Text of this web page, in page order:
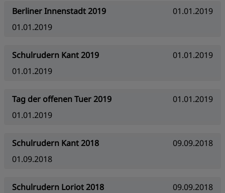
Berliner Innenstadt 2019
01.01.2019
01.01.2019
Schulrudern Kant 2019
01.01.2019
01.01.2019
Tag der offenen Tuer 2019
01.01.2019
01.01.2019
Schulrudern Kant 2018
09.09.2018
01.09.2018
Schulrudern Loriot 2018
09.09.2018